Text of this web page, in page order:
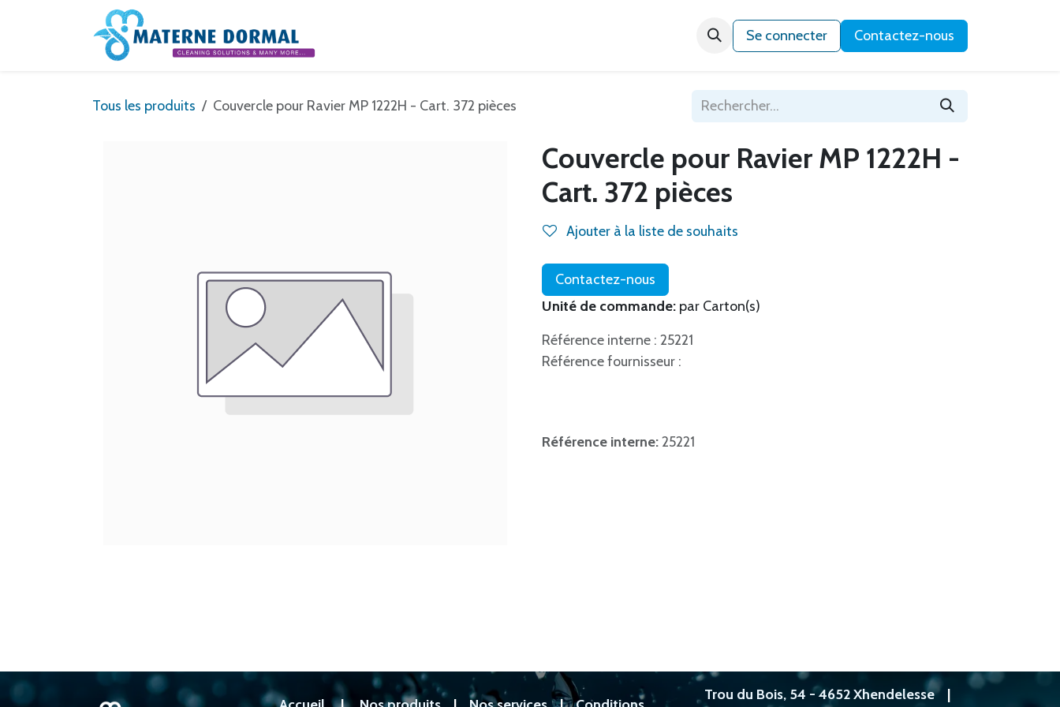
Se rendre au contenu
Qui sommes-nous ?
Se connecter Contactez-nous
Tous les produits Couvercle pour Ravier MP 1222H - Cart. 372 pièces
Couvercle pour Ravier MP 1222H -
Cart. 372 pièces
Ajouter à la liste de souhaits
Contactez-nous
Unité de commande: par Carton(s)
Référence interne : 25221
Référence fournisseur :
Référence interne:25221
Trou du Bois, 54 - 4652 Xhendelesse|